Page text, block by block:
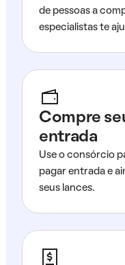
de pessoas a
especialistas te
Compre
entrada
Use o consórcio
pagar entrada e
seus lances.